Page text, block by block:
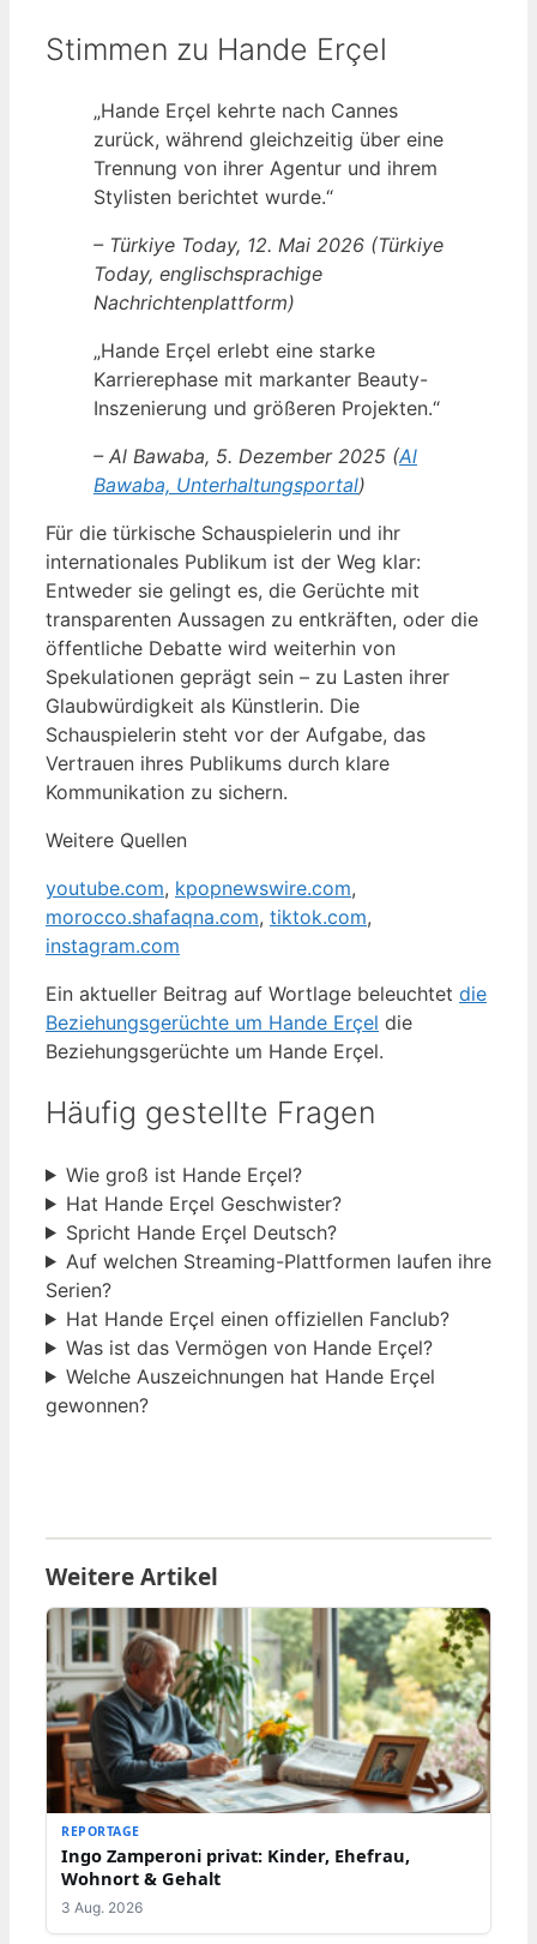
Stimmen zu Hande Erçel
„Hande Erçel kehrte nach Cannes
zurück, während gleichzeitig über eine
Trennung von ihrer Agentur und ihrem
Stylisten berichtet wurde.“
– Türkiye Today, 12. Mai 2026 (Türkiye
Today, englischsprachige
Nachrichtenplattform)
„Hande Erçel erlebt eine starke
Karrierephase mit markanter Beauty-
Inszenierung und größeren Projekten.“
– Al Bawaba, 5. Dezember 2025 (Al
Bawaba, Unterhaltungsportal)
Für die türkische Schauspielerin und ihr
internationales Publikum ist der Weg klar:
Entweder sie gelingt es, die Gerüchte mit
transparenten Aussagen zu entkräften, oder die
öffentliche Debatte wird weiterhin von
Spekulationen geprägt sein – zu Lasten ihrer
Glaubwürdigkeit als Künstlerin. Die
Schauspielerin steht vor der Aufgabe, das
Vertrauen ihres Publikums durch klare
Kommunikation zu sichern.
Weitere Quellen
youtube.com, kpopnewswire.com,
morocco.shafaqna.com, tiktok.com,
instagram.com
Ein aktueller Beitrag auf Wortlage beleuchtet die
Beziehungsgerüchte um Hande Erçel die
Beziehungsgerüchte um Hande Erçel.
Häufig gestellte Fragen
Wie groß ist Hande Erçel?
Hat Hande Erçel Geschwister?
Spricht Hande Erçel Deutsch?
Auf welchen Streaming-Plattformen laufen ihre
Serien?
Hat Hande Erçel einen offiziellen Fanclub?
Was ist das Vermögen von Hande Erçel?
Welche Auszeichnungen hat Hande Erçel
gewonnen?
Weitere Artikel
REPORTAGE
Ingo Zamperoni privat: Kinder, Ehefrau,
Wohnort & Gehalt
3 Aug. 2026